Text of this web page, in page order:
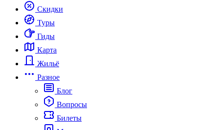
Скидки
Туры
Гиды
Карта
Жильё
Разное
Блог
Вопросы
Билеты